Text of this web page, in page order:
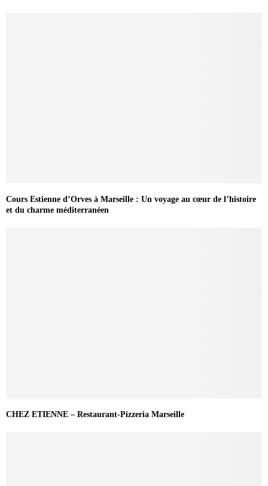
Cours Estienne d’Orves à Marseille : Un voyage au cœur de l’histoire
et du charme méditerranéen
CHEZ ETIENNE – Restaurant-Pizzeria Marseille